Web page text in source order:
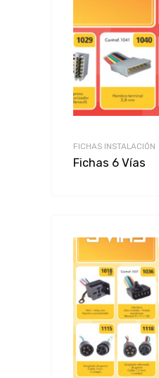
FICHAS INSTALACIÓN
Fichas 6 Vías